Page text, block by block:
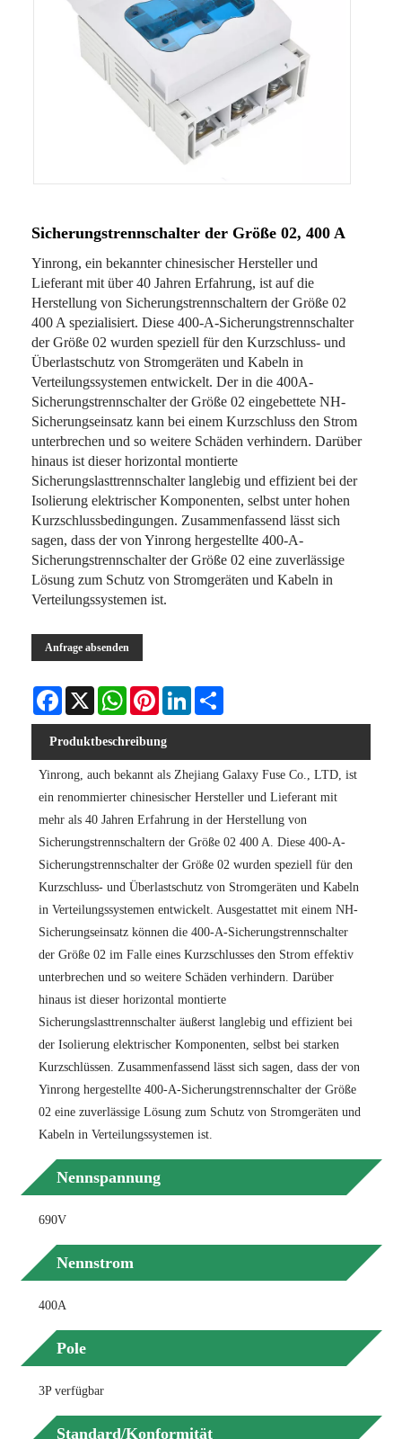
Sicherungstrennschalter der Größe 02, 400 A
Yinrong, ein bekannter chinesischer Hersteller und
Lieferant mit über 40 Jahren Erfahrung, ist auf die
Herstellung von Sicherungstrennschaltern der Größe 02
400 A spezialisiert. Diese 400-A-Sicherungstrennschalter
der Größe 02 wurden speziell für den Kurzschluss- und
Überlastschutz von Stromgeräten und Kabeln in
Verteilungssystemen entwickelt. Der in die 400A-
Sicherungstrennschalter der Größe 02 eingebettete NH-
Sicherungseinsatz kann bei einem Kurzschluss den Strom
unterbrechen und so weitere Schäden verhindern. Darüber
hinaus ist dieser horizontal montierte
Sicherungslasttrennschalter langlebig und effizient bei der
Isolierung elektrischer Komponenten, selbst unter hohen
Kurzschlussbedingungen. Zusammenfassend lässt sich
sagen, dass der von Yinrong hergestellte 400-A-
Sicherungstrennschalter der Größe 02 eine zuverlässige
Lösung zum Schutz von Stromgeräten und Kabeln in
Verteilungssystemen ist.
Anfrage absenden
Facebook
X WhatsAppPinterestLinkedIn
Produktbeschreibung
Yinrong, auch bekannt als Zhejiang Galaxy Fuse Co., LTD, ist
ein renommierter chinesischer Hersteller und Lieferant mit
mehr als 40 Jahren Erfahrung in der Herstellung von
Sicherungstrennschaltern der Größe 02 400 A. Diese 400-A-
Sicherungstrennschalter der Größe 02 wurden speziell für den
Kurzschluss- und Überlastschutz von Stromgeräten und Kabeln
in Verteilungssystemen entwickelt. Ausgestattet mit einem NH-
Sicherungseinsatz können die 400-A-Sicherungstrennschalter
der Größe 02 im Falle eines Kurzschlusses den Strom effektiv
unterbrechen und so weitere Schäden verhindern. Darüber
hinaus ist dieser horizontal montierte
Sicherungslasttrennschalter äußerst langlebig und effizient bei
der Isolierung elektrischer Komponenten, selbst bei starken
Kurzschlüssen. Zusammenfassend lässt sich sagen, dass der von
Yinrong hergestellte 400-A-Sicherungstrennschalter der Größe
02 eine zuverlässige Lösung zum Schutz von Stromgeräten und
Kabeln in Verteilungssystemen ist.
Nennspannung
690V
Nennstrom
400A
Pole
3P verfügbar
Standard/Konformität